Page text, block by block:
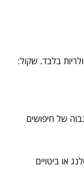
בלבד. שקול:
של חיפושים
או ביטויים